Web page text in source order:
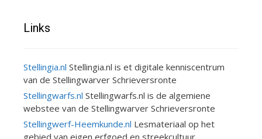
Links
Stellingia.nl Stellingia.nl is et digitale kenniscentrum
van de Stellingwarver Schrieversronte
Stellingwarfs.nl Stellingwarfs.nl is de algemiene
webstee van de Stellingwarver Schrieversronte
Stellingwerf-Heemkunde.nl Lesmateriaal op het
gebied van eigen erfgoed en streekcultuur.